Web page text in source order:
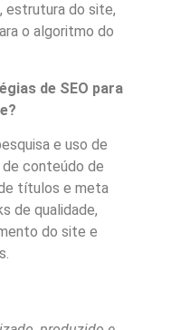
estrutura do site,
o algoritmo do
de SEO para
e uso de
conteúdo de
títulos e meta
de qualidade,
do site e